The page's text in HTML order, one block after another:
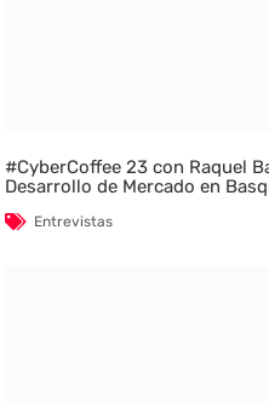
#CyberCoffee 23 con Raquel
Desarrollo de Mercado en
Entrevistas